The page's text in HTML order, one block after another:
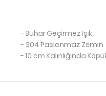
- Buhar Geçirmez Işık
- 304 Paslanmaz Zemin
- 10 cm Kalınlığında